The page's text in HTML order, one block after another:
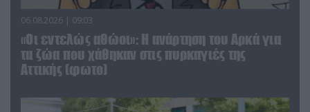
06.08.2026 | 09:03
«Οι εντελώς αθώοι»: Η ανάρτηση του Αρκά για
τα ζώα που χάθηκαν στις πυρκαγιές της
Αττικής (φωτο)